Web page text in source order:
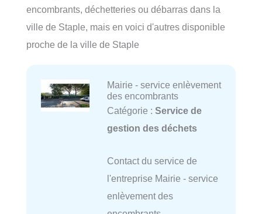
encombrants, déchetteries ou débarras dans la
ville de Staple, mais en voici d'autres disponible
proche de la ville de Staple
Mairie - service enlèvement
des encombrants
Catégorie : Service de
gestion des déchets
Contact du service de
l'entreprise Mairie - service
enlèvement des